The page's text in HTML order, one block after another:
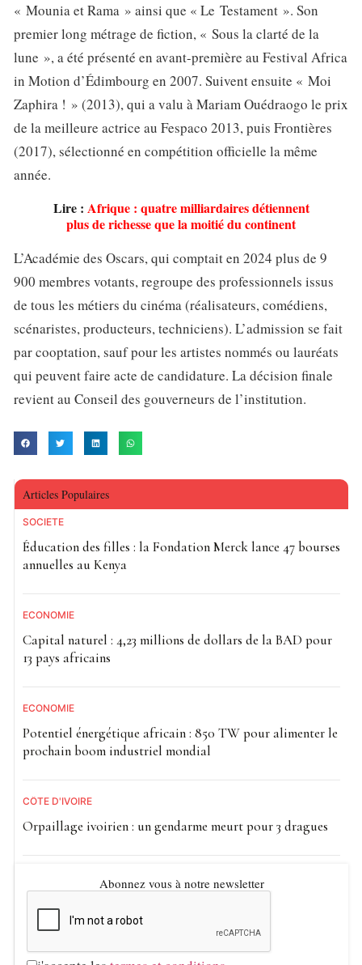
« Mounia et Rama » ainsi que « Le Testament ». Son
premier long métrage de fiction, « Sous la clarté de la
lune », a été présenté en avant-première au Festival Africa
in Motion d’Édimbourg en 2007. Suivent ensuite « Moi
Zaphira ! » (2013), qui a valu à Mariam Ouédraogo le prix
de la meilleure actrice au Fespaco 2013, puis Frontières
(2017), sélectionné en compétition officielle la même
année.
Lire : Afrique : quatre milliardaires détiennent
plus de richesse que la moitié du continent
L’Académie des Oscars, qui comptait en 2024 plus de 9
900 membres votants, regroupe des professionnels issus
de tous les métiers du cinéma (réalisateurs, comédiens,
scénaristes, producteurs, techniciens). L’admission se fait
par cooptation, sauf pour les artistes nommés ou lauréats
qui peuvent faire acte de candidature. La décision finale
revient au Conseil des gouverneurs de l’institution.
Articles Populaires
SOCIETE
Éducation des filles : la Fondation Merck lance 47 bourses
annuelles au Kenya
ECONOMIE
Capital naturel : 4,23 millions de dollars de la BAD pour
13 pays africains
ECONOMIE
Potentiel énergétique africain : 850 TW pour alimenter le
prochain boom industriel mondial
CÔTE D'IVOIRE
Orpaillage ivoirien : un gendarme meurt pour 3 dragues
Abonnez vous à notre newsletter